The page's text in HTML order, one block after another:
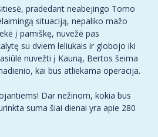
pradedant neabejingo Tomo
situaciją, nepaliko mažo
į pamiškę, nuvežė pas
su dviem leliukais ir globojo iki
nuvežti į Kauną, Bertos šeima
kai bus atliekama operacija.
Dar nežinom, kokia bus
suma šiai dienai yra apie 280